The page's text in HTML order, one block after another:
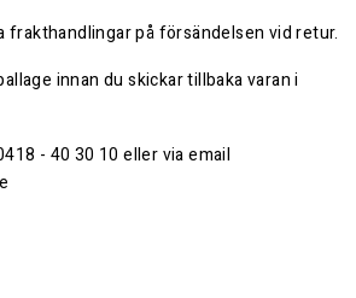
frakthandlingar på försändelsen vid retur.
innan du skickar tillbaka varan i
- 40 30 10 eller via email